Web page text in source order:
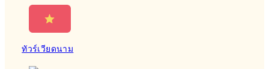
ทัวร์เวียดนาม